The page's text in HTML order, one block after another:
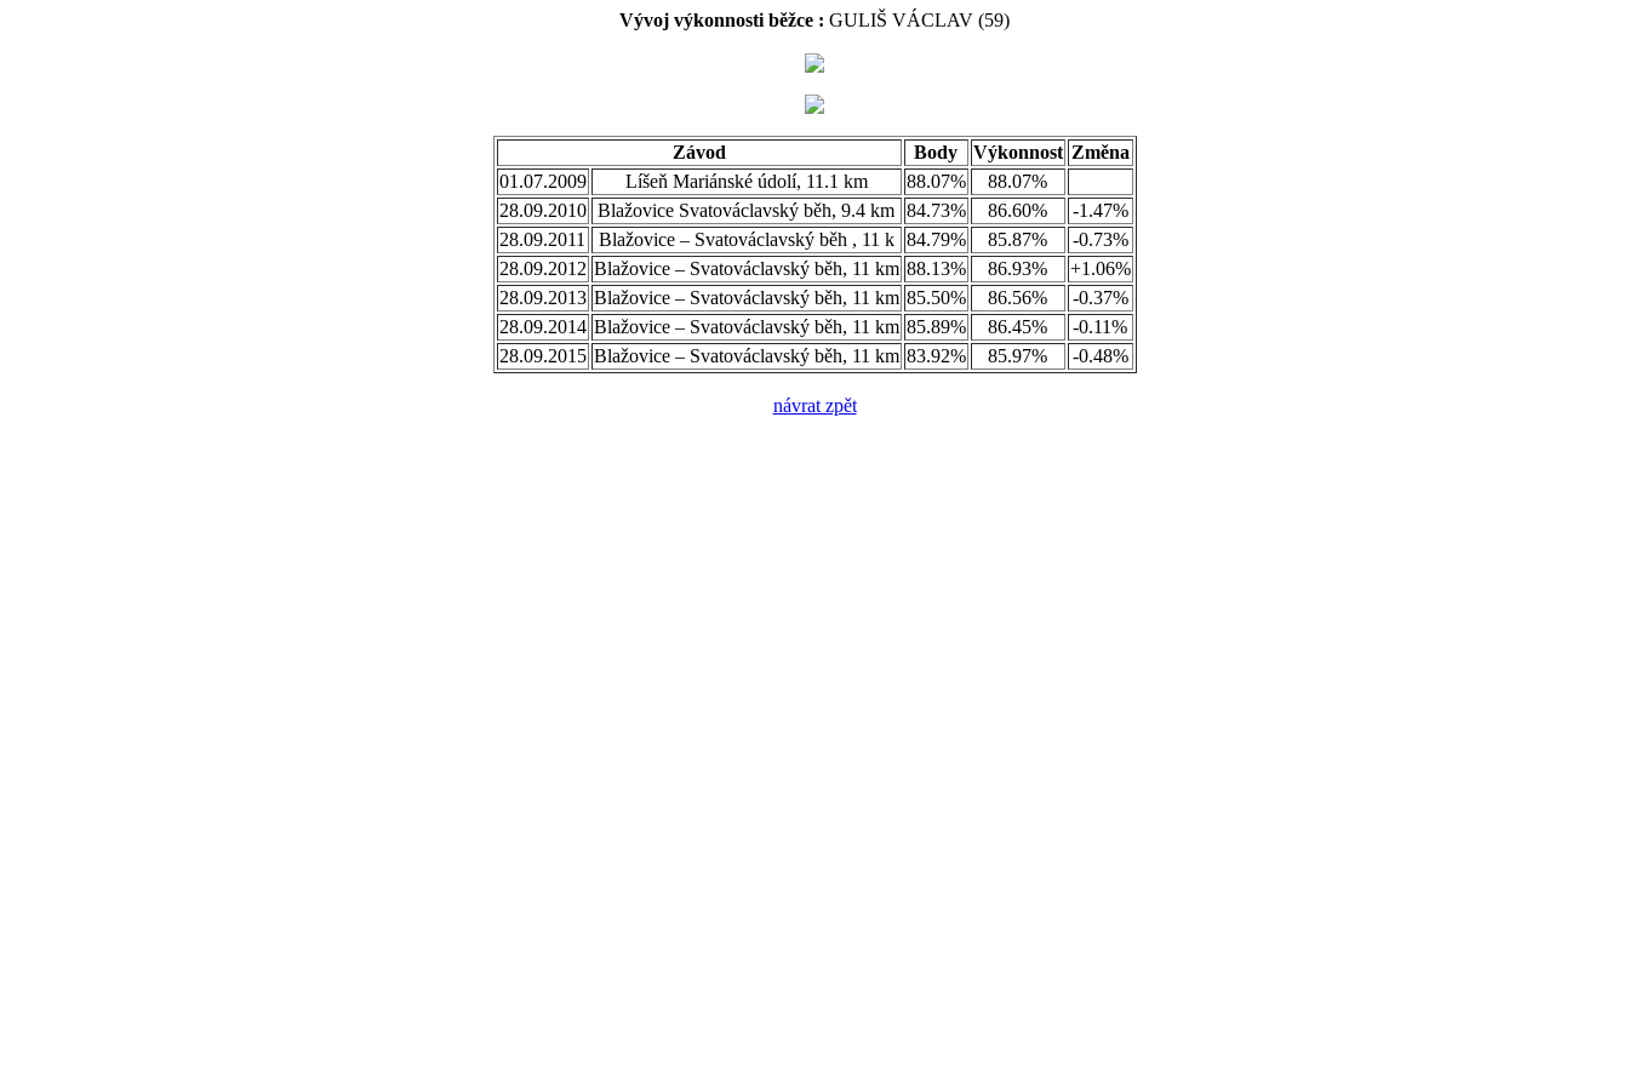
Vývoj výkonnosti běžce : GULIŠ VÁCLAV (59)
Závod Body Výkonnost Změna
01.07.2009
Líšeň Mariánské údolí, 11.1 km 88.07%
88.07%
28.09.2010 Blažovice Svatováclavský běh, 9.4 km 84.73% 86.60%
-1.47%
28.09.2011
Blažovice – Svatováclavský běh , 11 k 84.79% 85.87%
-0.73%
28.09.2012 Blažovice – Svatováclavský běh, 11 km 88.13% 86.93%
+1.06%
28.09.2013 Blažovice – Svatováclavský běh, 11 km 85.50% 86.56%
-0.37%
28.09.2014 Blažovice – Svatováclavský běh, 11 km 85.89% 86.45%
-0.11%
28.09.2015 Blažovice – Svatováclavský běh, 11 km 83.92% 85.97% -0.48%
návrat zpět